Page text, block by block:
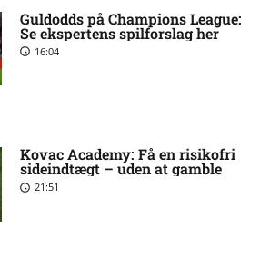
i
5:51 pm
status
Pavey
4:07 pm
Guldodds på Champions League:
Se ekspertens spilforslag her
16:04
Kovac Academy: Få en risikofri
sideindtægt – uden at gamble
21:51